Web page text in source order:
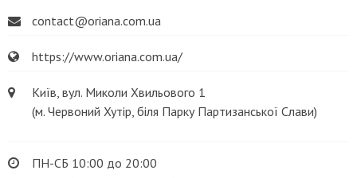
contact@oriana.com.ua
https://www.oriana.com.ua/
Київ, вул. Миколи Хвильового 1
(м. Червоний Хутір, біля Парку Партизанської Слави)
ПН-СБ 10:00 до 20:00